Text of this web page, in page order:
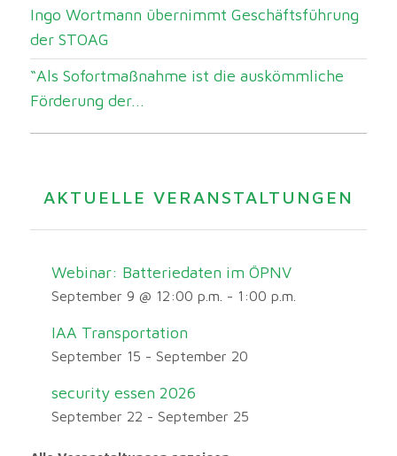
Ingo Wortmann übernimmt Geschäftsführung
der STOAG
“Als Sofortmaßnahme ist die auskömmliche
Förderung der...
AKTUELLE VERANSTALTUNGEN
Webinar: Batteriedaten im ÖPNV
September 9 @ 12:00 p.m. - 1:00 p.m.
IAA Transportation
September 15 - September 20
security essen 2026
September 22 - September 25